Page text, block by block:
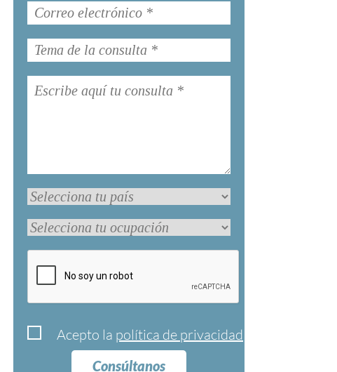
Acepto la política de privacidad
Consúltanos